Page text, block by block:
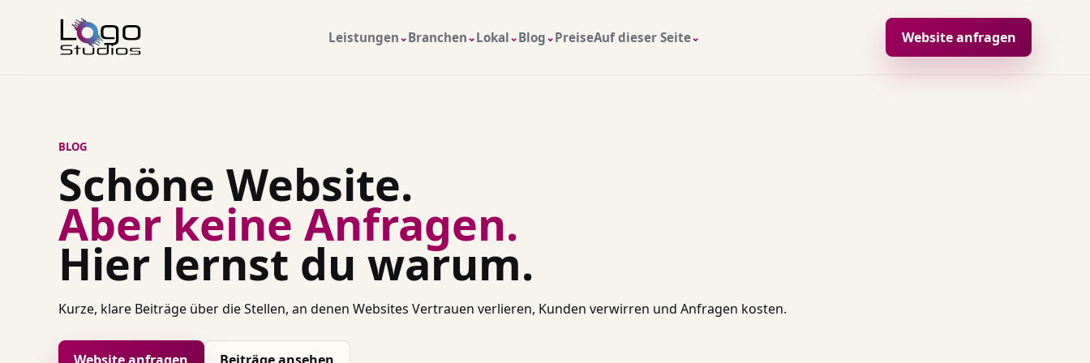
Leistungen⌄Branchen⌄Lokal⌄Blog⌄PreiseAuf dieser Seite⌄ Website anfragen
BLOG
Schöne Website.
Aber keine Anfragen.
Hier lernst du warum.
Kurze, klare Beiträge über die Stellen, an denen Websites Vertrauen verlieren, Kunden verwirren und Anfragen kosten.